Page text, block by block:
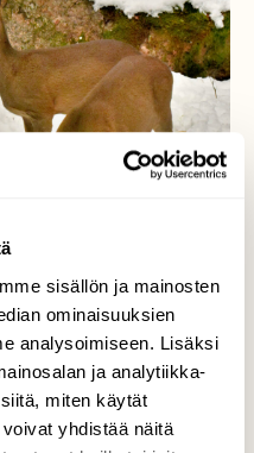
sisällön ja mainosten
ominaisuuksien
analysoimiseen. Lisäksi
ja analytiikka-
miten käytät
yhdistää näitä